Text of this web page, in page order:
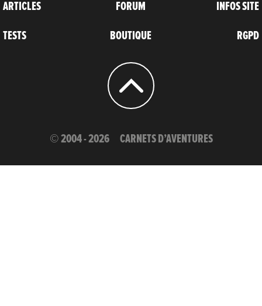
ARTICLES
TESTS
FORUM
BOUTIQUE
INFOS SITE
RGPD
© 2004 - 2026 CARNETS D’AVENTURES